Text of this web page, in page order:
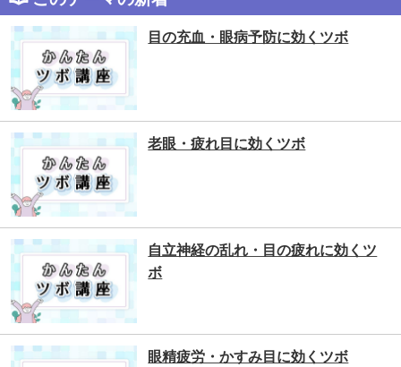
目の充血・眼病予防に効くツボ
老眼・疲れ目に効くツボ
自立神経の乱れ・目の疲れに効くツ
ボ
眼精疲労・かすみ目に効くツボ